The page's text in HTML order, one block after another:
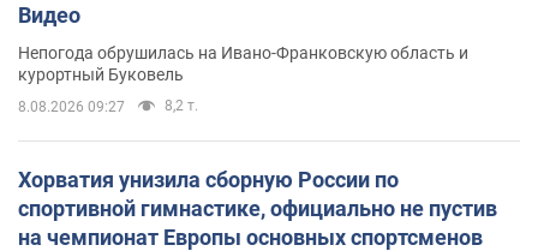
Видео
Непогода обрушилась на Ивано-Франковскую область и
курортный Буковель
8.08.2026 09:27 8,2 т.
Хорватия унизила сборную России по
спортивной гимнастике, официально не пустив
на чемпионат Европы основных спортсменов